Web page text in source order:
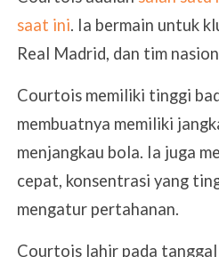
saat ini. Ia bermain untuk
Real Madrid, dan tim
Courtois memiliki tinggi
membuatnya memiliki
menjangkau bola. Ia juga
cepat, konsentrasi yang
mengatur pertahanan.
Courtois lahir pada